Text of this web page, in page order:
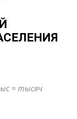
= тысяч